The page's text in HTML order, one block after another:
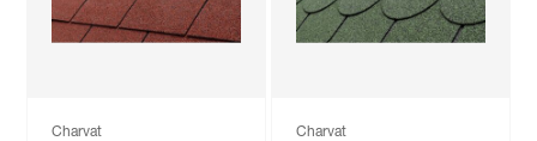
Charvat Charvat